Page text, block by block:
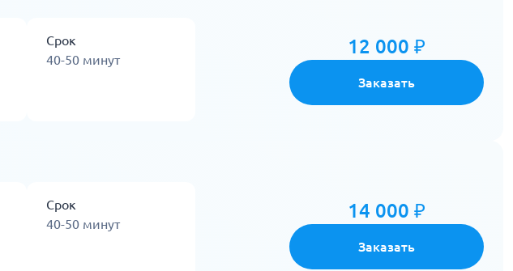
Срок
40-50 минут
12 000 ₽
Заказать
Срок
40-50 минут
14 000 ₽
Заказать